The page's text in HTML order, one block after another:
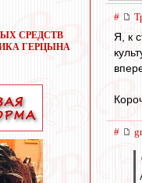
СРЕДСТВ
ГЕРЦЫНА
#
Я, к
#